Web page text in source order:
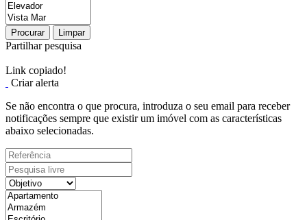
Procurar Limpar
Partilhar pesquisa
Link copiado!
Criar alerta
Se não encontra o que procura, introduza o seu email para receber
notificações sempre que existir um imóvel com as características
abaixo selecionadas.